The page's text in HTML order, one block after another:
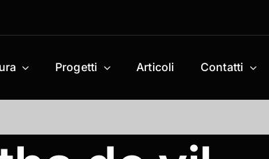
Progetti Articoli Contatti